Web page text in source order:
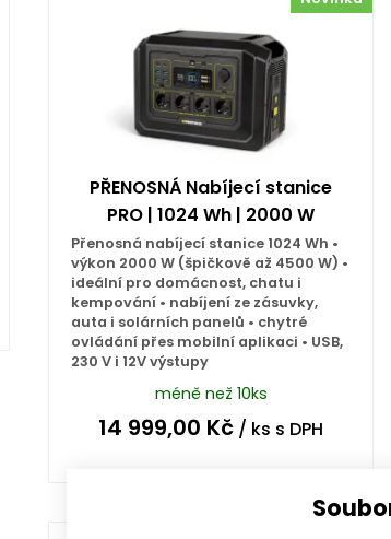
PŘENOSNÁ Nabíjecí stanice
PRO | 1024 Wh | 2000 W
Přenosná nabíjecí stanice 1024 Wh •
výkon 2000 W (špičkově až 4500 W) •
ideální pro domácnost, chatu i
kempování • nabíjení ze zásuvky,
auta i solárních panelů • chytré
ovládání přes mobilní aplikaci • USB,
230 V i 12V výstupy
méně než 10ks
14 999,00 Kč / ks s DPH